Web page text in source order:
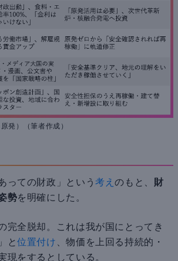
発）（筆者作成）
っての財政」という考えのもと、 財
勢を明確にした。
完全脱却。これは我が国にとってき
と位置付け 、物価を上回る持続的・
現をするとしている。